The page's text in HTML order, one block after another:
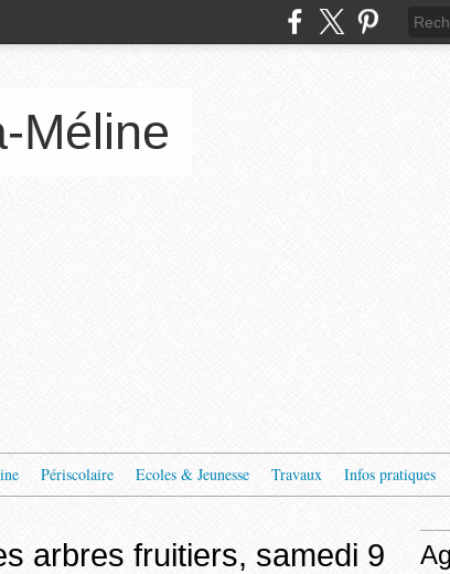
Méline
Périscolaire Ecoles & Jeunesse Travaux Infos pratiques
arbres fruitiers, samedi 9